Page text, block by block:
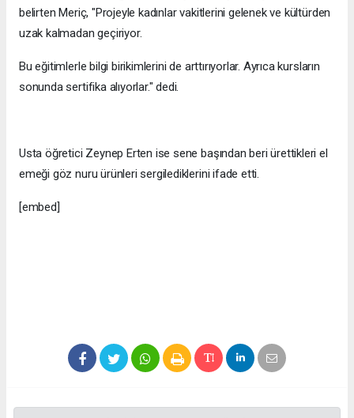
belirten Meriç, "Projeyle kadınlar vakitlerini gelenek ve kültürden
uzak kalmadan geçiriyor.
Bu eğitimlerle bilgi birikimlerini de arttırıyorlar. Ayrıca kursların
sonunda sertifika alıyorlar." dedi.
Usta öğretici Zeynep Erten ise sene başından beri ürettikleri el
emeği göz nuru ürünleri sergilediklerini ifade etti.
[embed]